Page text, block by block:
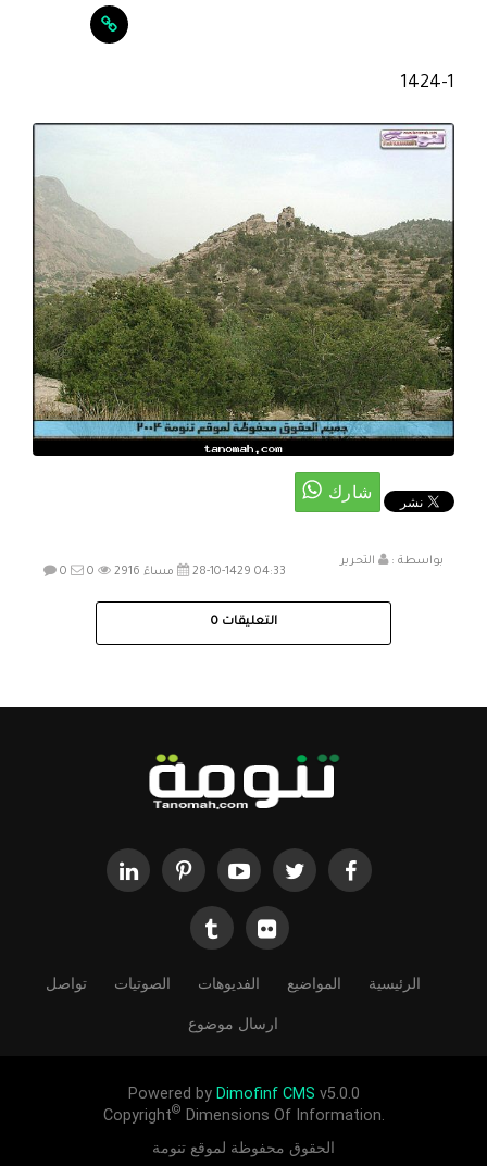
1424-1
بواسطة :
التحرير
28-10-1429 04:33 مساءً
0 0 2916
التعليقات 0
الرئيسية المواضيع الفديوهات الصوتيات تواصل
ارسال موضوع
Powered by Dimofinf CMS v5.0.0
Copyright© Dimensions Of Information.
الحقوق محفوظة لموقع تنومة